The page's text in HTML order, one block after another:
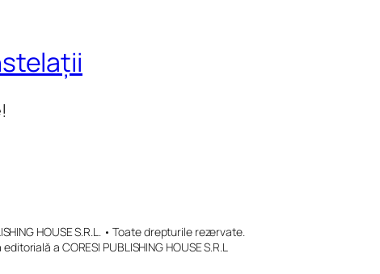
HOUSE S.R.L. • Toate drepturile rezervate.
a CORESI PUBLISHING HOUSE S.R.L